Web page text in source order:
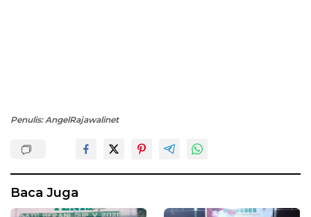
Penulis: AngelRajawalinet
Baca Juga